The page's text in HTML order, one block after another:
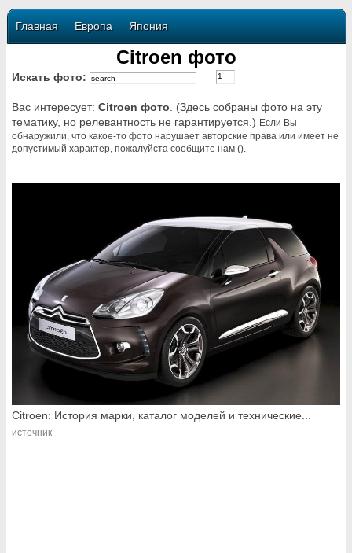
Главная Европа Япония
Citroen фото
Искать фото:
Вас интересует: Citroen фото . (Здесь собраны фото на эту
тематику, но релевантность не гарантируется.) Если Вы
обнаружили, что какое-то фото нарушает авторские права или имеет не
допустимый характер, пожалуйста сообщите нам ().
Citroen: История марки, каталог моделей и технические...
источник